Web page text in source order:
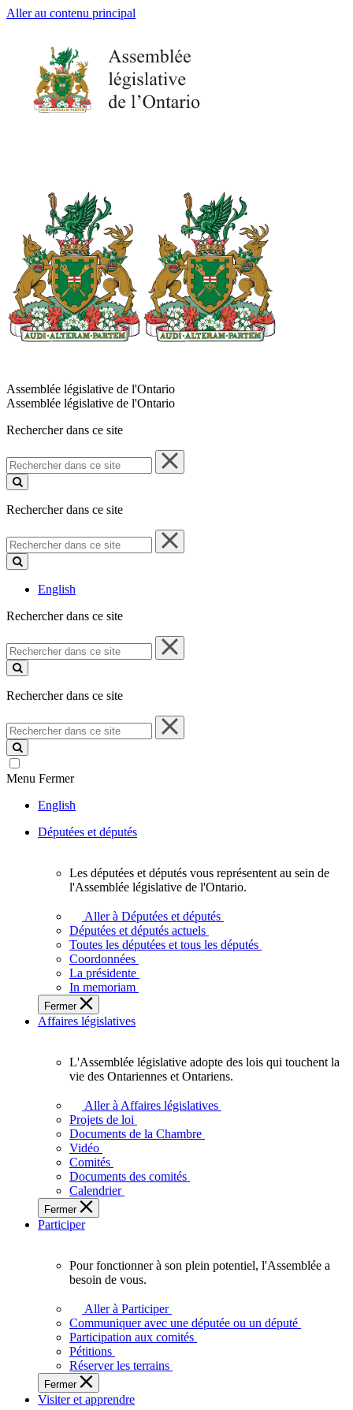
Aller au contenu principal
Assemblée législative de l'Ontario
Assemblée législative de l'Ontario
Rechercher dans ce site
Rechercher
dans
ce
Rechercher dans ce site
Rechercher
dans
ce
English
Rechercher dans ce site
Rechercher
dans
ce
Rechercher dans ce site
Rechercher
dans
ce
site
Menu Fermer
English
Députées et députés
députés
vous
représentent
sein
de
l'Assemblée
législative
l'Ontario.
Les députées et députés vous représentent au sein de
l'Assemblée législative de l'Ontario.
Aller à Députées et députés
Députées et députés actuels
Toutes les députées et tous les députés
Coordonnées
La présidente
In memoriam
Fermer
Affaires législatives
L'Assemblée
adopte
touchent
des
Ontariennes
et
L'Assemblée législative adopte des lois qui touchent la
vie des Ontariennes et Ontariens.
Aller à Affaires législatives
Projets de loi
Documents de la Chambre
Vidéo
Comités
Documents des comités
Calendrier
Fermer
Participer
plein
potentiel,
l'Assemblée
a
besoin
de
Pour fonctionner à son plein potentiel, l'Assemblée a
besoin de vous.
Aller à Participer
Communiquer avec une députée ou un député
Participation aux comités
Pétitions
Réserver les terrains
Fermer
Visiter et apprendre